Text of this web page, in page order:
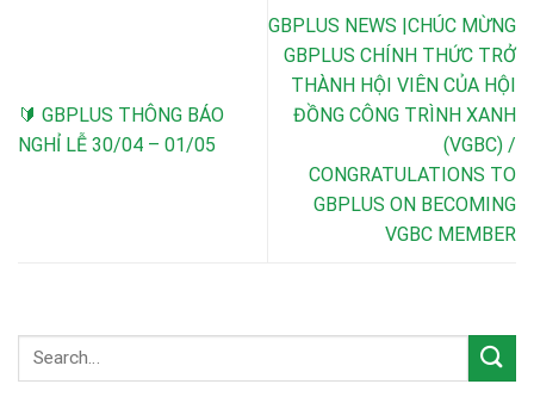
🔰 GBPLUS THÔNG BÁO
NGHỈ LỄ 30/04 – 01/05
GBPLUS NEWS |CHÚC MỪNG
GBPLUS CHÍNH THỨC TRỞ
THÀNH HỘI VIÊN CỦA HỘI
ĐỒNG CÔNG TRÌNH XANH
(VGBC) /
CONGRATULATIONS TO
GBPLUS ON BECOMING
VGBC MEMBER